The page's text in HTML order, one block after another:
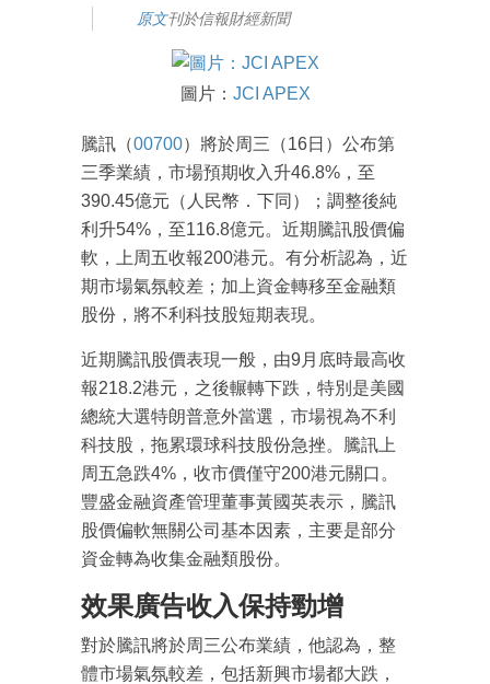
原文刊於信報財經新聞
圖片： JCI APEX
騰訊（00700）將於周三（16日）公布第
三季業績，市場預期收入升46.8%，至
390.45億元（人民幣．下同）；調整後純
利升54%，至116.8億元。近期騰訊股價偏
軟，上周五收報200港元。有分析認為，近
期市場氣氛較差；加上資金轉移至金融類
股份，將不利科技股短期表現。
近期騰訊股價表現一般，由9月底時最高收
報218.2港元，之後輾轉下跌，特別是美國
總統大選特朗普意外當選，市場視為不利
科技股，拖累環球科技股份急挫。騰訊上
周五急跌4%，收市價僅守200港元關口。
豐盛金融資產管理董事黃國英表示，騰訊
股價偏軟無關公司基本因素，主要是部分
資金轉為收集金融類股份。
效果廣告收入保持勁增
對於騰訊將於周三公布業績，他認為，整
體市場氣氛較差，包括新興市場都大跌，